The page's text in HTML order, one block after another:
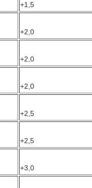
+1,5
+2,0
+2,0
+2,0
+2,5
+2,5
+3,0